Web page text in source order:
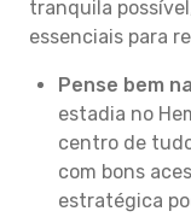
tranquila
essenciais para
Pense bem
estadia no
centro de
com bons
estratégica